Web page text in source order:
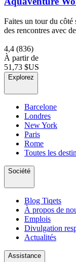
Faites un tour du côté
des rencontres avec
4,4 (836)
À partir de
51,73 $US
Explorez
Barcelone
Londres
New York
Paris
Rome
Toutes les
Société
Blog Tiqets
À propos de
Emplois
Divulgation
Actualités
Assistance